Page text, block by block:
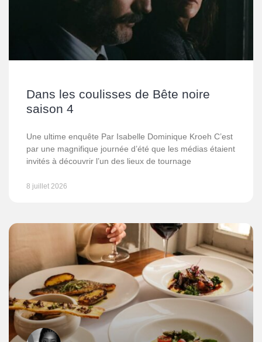
Dans les coulisses de Bête noire
saison 4
Une ultime enquête Par Isabelle Dominique Kroeh C’est
par une magnifique journée d’été que les médias étaient
invités à découvrir l’un des lieux de tournage
8 juillet 2026